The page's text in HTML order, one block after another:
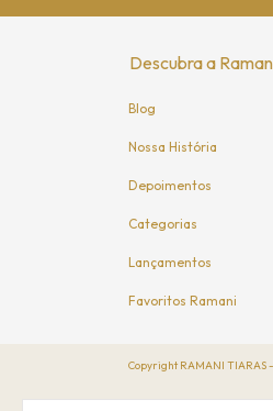
Descubra a
Blog
Nossa História
Depoimentos
Categorias
Lançamentos
Favoritos Ramani
Copyright RAMANI TIARAS